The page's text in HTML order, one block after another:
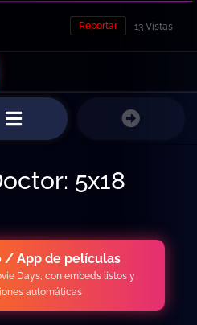
13 Vistas
Reportar
5x18
/ App de películas
Days, con embeds listos y
automáticas